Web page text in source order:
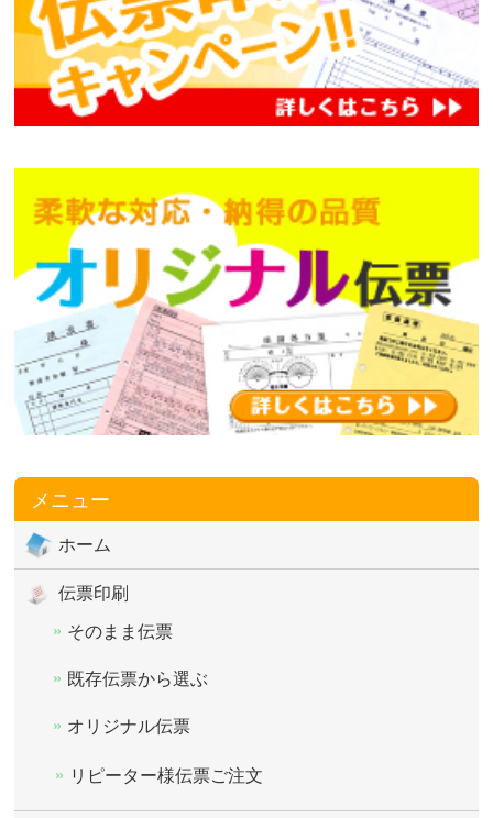
メニュー
ホーム
伝票印刷
そのまま伝票
既存伝票から選ぶ
オリジナル伝票
リピーター様伝票ご注文